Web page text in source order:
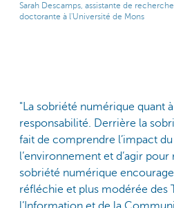
Sarah Descamps, assistante de
doctorante à l'Université de Mons
"La sobriété numérique quant
responsabilité. Derrière la
fait de comprendre l’impact
l’environnement et d’agir
sobriété numérique
réfléchie et plus modérée des